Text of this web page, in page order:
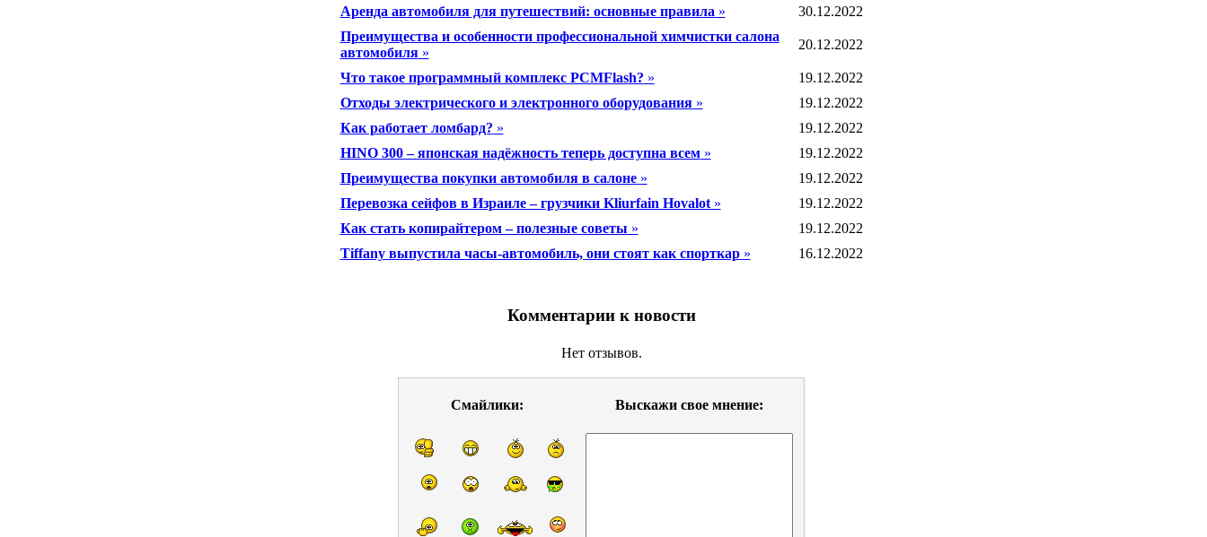
Аренда автомобиля для путешествий: основные правила »
30.12.2022
Преимущества и особенности профессиональной химчистки салона
автомобиля»
20.12.2022
Что такое программный комплекс PCMFlash? »
19.12.2022
Отходы электрического и электронного оборудования»
19.12.2022
Как работает ломбард? »
19.12.2022
HINO 300 – японская надёжность теперь доступна всем»
19.12.2022
Преимущества покупки автомобиля в салоне»
19.12.2022
Перевозка сейфов в Израиле – грузчики Kliurfain Hovalot»
19.12.2022
Как стать копирайтером – полезные советы »
19.12.2022
Tiffany выпустила часы-автомобиль, они стоят как спорткар» 16.12.2022
Комментарии к новости
Нет отзывов.
Смайлики: Выскажи свое мнение: